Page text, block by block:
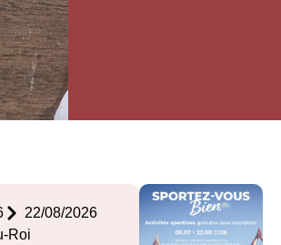
22/08/2026
Roi